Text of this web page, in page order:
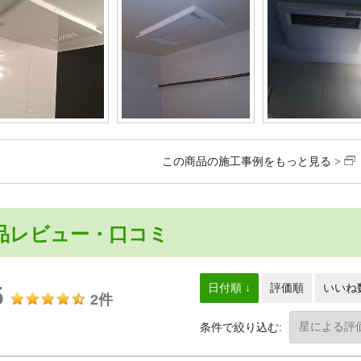
この商品の施工事例をもっと見る
レビュー・口コミ
2件
日付順 ↓ 評価順 いいね
条件で絞り込む: